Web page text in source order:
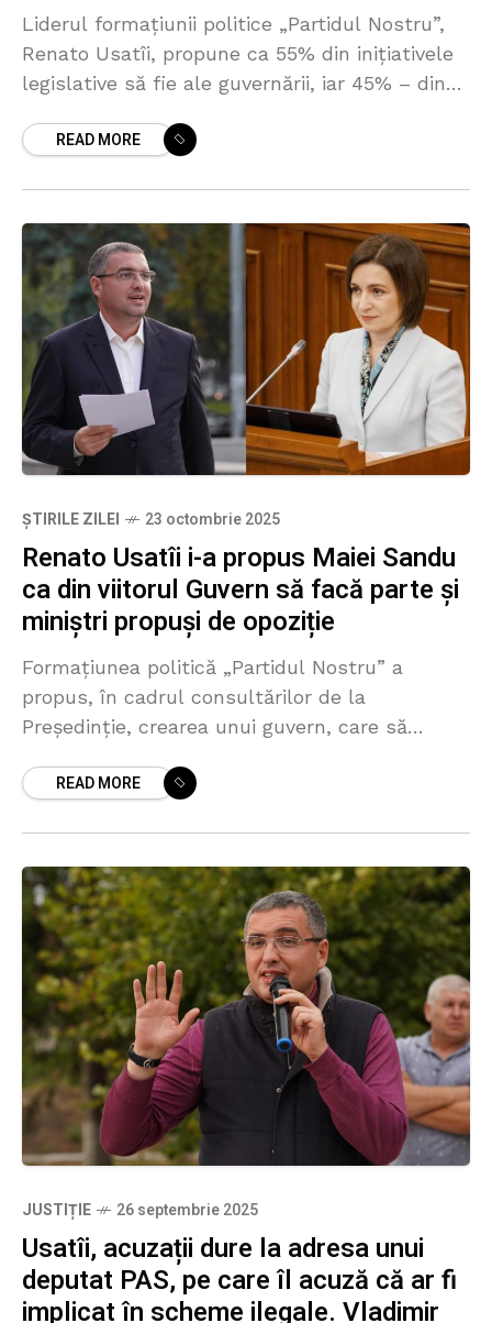
Liderul formațiunii politice „Partidul Nostru”,
Renato Usatîi, propune ca 55% din inițiativele
legislative să fie ale guvernării, iar 45% – din
după alegeri. Potrivit politicianului,
READ MORE
ȘTIRILE ZILEI 23 octombrie 2025
Renato Usatîi i-a propus Maiei Sandu
ca din viitorul Guvern să facă parte și
miniștri propuși de opoziție
Formațiunea politică „Partidul Nostru” a
propus, în cadrul consultărilor de la
Președinție, crearea unui guvern, care să
inclusiv extraparlamentare Renato Usatîi a
READ MORE
JUSTIȚIE 26 septembrie 2025
Usatîi, acuzații dure la adresa unui
deputat PAS, pe care îl acuză că ar fi
implicat în scheme ilegale. Vladimir